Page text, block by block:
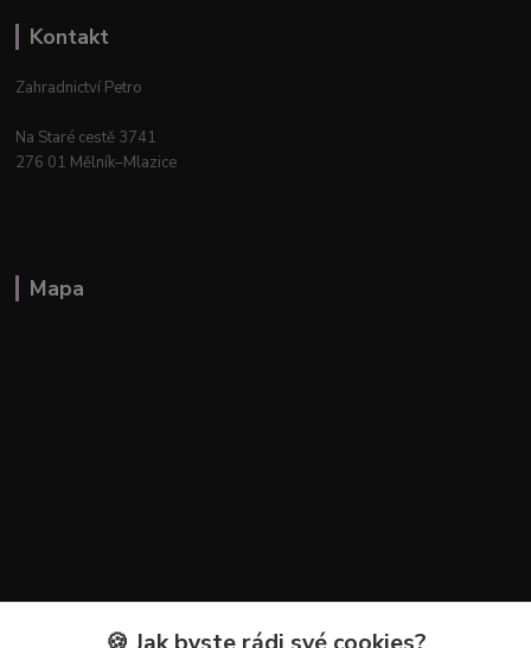
Kontakt
Zahradnictví Petro
Na Staré cestě 3741
276 01 Mělník–Mlazice
Mapa